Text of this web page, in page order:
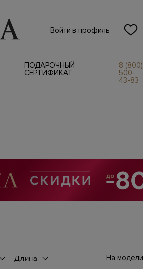
Войти в профиль
ПОДАРОЧНЫЙ
СЕРТИФИКАТ
8 (800)
500-
43-83
Длина
На модели